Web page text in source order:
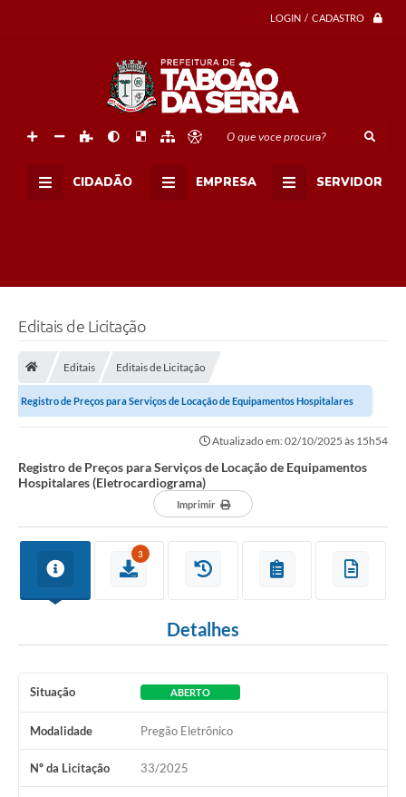
LOGIN / CADASTRO
O que voce procura?
CIDADÃO EMPRESA SERVIDOR
Editais de Licitação
Editais Editais de Licitação
Registro de Preços para Serviços de Locação de Equipamentos Hospitalares
Atualizado em: 02/10/2025 às 15h54
Registro de Preços para Serviços de Locação de Equipamentos
Hospitalares (Eletrocardiograma)
Imprimir
3
Detalhes
Situação ABERTO
Modalidade Pregão Eletrônico
Nº da Licitação 33/2025